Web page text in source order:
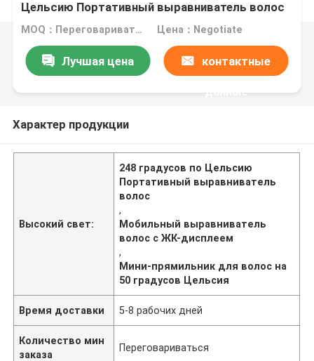
Цельсию Портативный выравниватель волос
MOQ：Переговариваться Цена：Negotiate
Лучшая цена контактные
данные
Характер продукции
Высокий свет:
248 градусов по Цельсию
Портативный выравниватель
волос
,
Мобильный выравниватель
волос с ЖК-дисплеем
,
Мини-прямильник для волос на
50 градусов Цельсия
Время доставки 5-8 рабочих дней
Количество мин
заказа
Переговариваться